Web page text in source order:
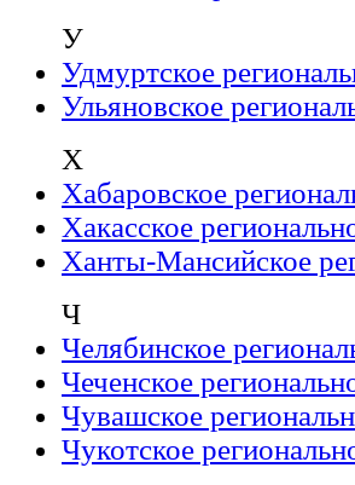
У
Удмуртское
Ульяновское
Х
Хабаровское
Хакасское
Ханты-Мансийское
Ч
Челябинское
Чеченское
Чувашское
Чукотское